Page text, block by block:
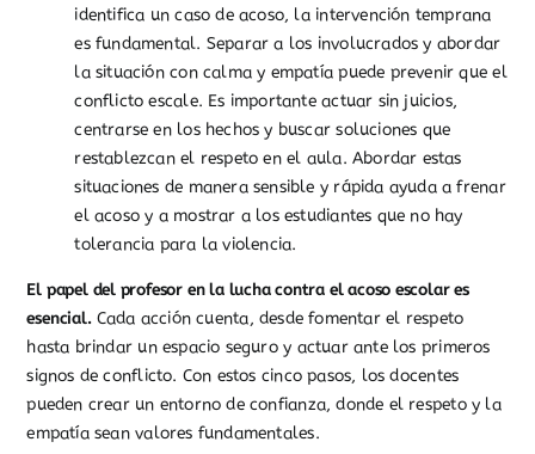
identifica un caso de acoso, la intervención temprana
es fundamental. Separar a los involucrados y abordar
la situación con calma y empatía puede prevenir que el
conflicto escale. Es importante actuar sin juicios,
centrarse en los hechos y buscar soluciones que
restablezcan el respeto en el aula. Abordar estas
situaciones de manera sensible y rápida ayuda a frenar
el acoso y a mostrar a los estudiantes que no hay
tolerancia para la violencia.
El papel del profesor en la lucha contra el acoso escolar es
esencial.Cada acción cuenta, desde fomentar el respeto
hasta brindar un espacio seguro y actuar ante los primeros
signos de conflicto. Con estos cinco pasos, los docentes
pueden crear un entorno de confianza, donde el respeto y la
empatía sean valores fundamentales.